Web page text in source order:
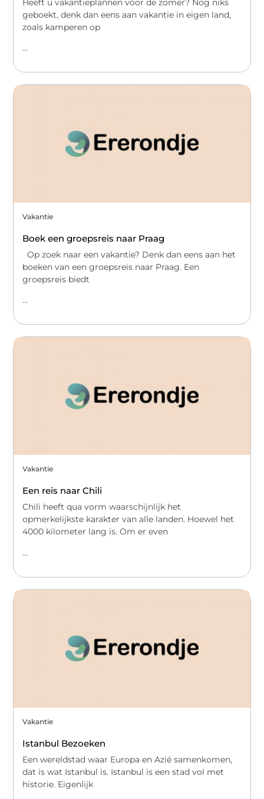
geboekt, denk dan eens aan vakantie in eigen land,
zoals kamperen op
...
Vakantie
Boek een groepsreis naar Praag
Op zoek naar een vakantie? Denk dan eens aan het
boeken van een groepsreis naar Praag. Een
groepsreis biedt
...
Vakantie
Een reis naar Chili
Chili heeft qua vorm waarschijnlijk het
opmerkelijkste karakter van alle landen. Hoewel het
4000 kilometer lang is. Om er even
...
Vakantie
Istanbul Bezoeken
Een wereldstad waar Europa en Azië samenkomen,
dat is wat Istanbul is. Istanbul is een stad vol met
historie. Eigenlijk